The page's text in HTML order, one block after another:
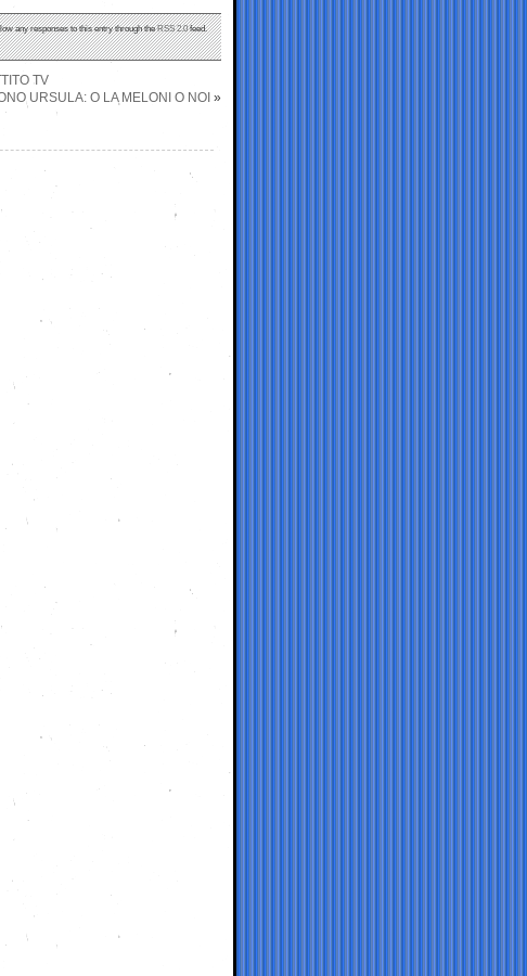
any responses to this entry through theRSS 2.0feed.
TV
URSULA: O LA MELONI O NOI »